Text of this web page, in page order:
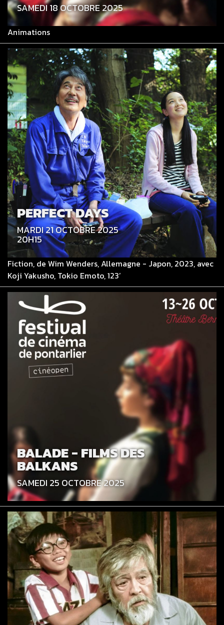
SAMEDI 18 OCTOBRE 2025
Animations
PERFECT DAYS
MARDI 21 OCTOBRE 2025
20H15
Fiction, de Wim Wenders, Allemagne - Japon, 2023, avec
Koji Yakusho, Tokio Emoto, 123’
BALADE - FILMS DES
BALKANS
SAMEDI 25 OCTOBRE 2025